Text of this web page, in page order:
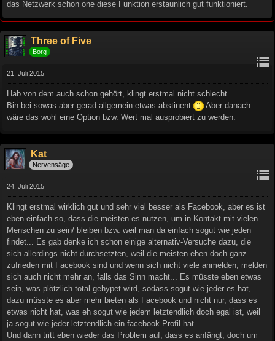
das Netzwerk schon one diese Funktion erstaunlich gut funktioniert.
Three of Five
Borg
21. Juli 2015
Hab von dem auch schon gehört, klingt erstmal nicht schlecht.
Bin bei sowas aber gerad allgemein etwas abstinent
Aber danach
wäre das wohl eine Option bzw. Wert mal ausprobiert zu werden.
Kat
Nervensäge
24. Juli 2015
Klingt erstmal wirklich gut und sehr viel besser als Facebook, aber es ist
eben einfach so, dass die meisten es nutzen, um in Kontakt mit vielen
Menschen zu sein/ bleiben bzw. weil man da einfach sogut wie jeden
findet... Es gab denke ich schon einige alternativ-Versuche dazu, die
sich allerdings nicht durchsetzten, weil die meisten eben doch ganz
zufrieden mit Facebook sind und wenn sich nicht viele anmelden, melden
sich auch nicht mehr an, falls das Sinn macht... Es müsste eben etwas
sein, was plötzlich total gehypet wird, sodass sogut wie jeder es hat,
dazu müsste es aber mehr bieten als Facebook und nicht nur, dass es
etwas nicht hat, was eh sogut wie jedem letztendlich doch egal ist, weil
ja sogut wie jeder letztendlich ein facebook-Profil hat.
Und dann tritt eben wieder das Problem auf, dass es anfängt, doch um